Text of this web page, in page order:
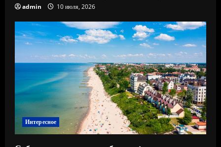
admin 10 июля, 2026
Интересное